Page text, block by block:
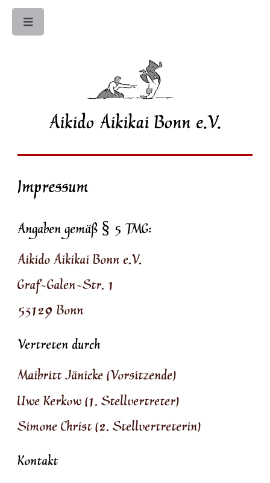
Aikido Aikikai Bonn e.V.
Impressum
Angaben gemäß § 5 TMG:
Aikido Aikikai Bonn e.V.
Graf-Galen-Str. 1
53129 Bonn
Vertreten durch
Maibritt Jänicke (Vorsitzende)
Uwe Kerkow (1. Stellvertreter)
Simone Christ (2. Stellvertreterin)
Kontakt